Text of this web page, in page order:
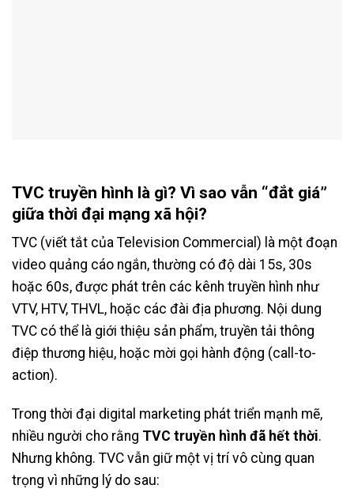
TVC truyền hình là gì? Vì sao vẫn “đắt giá”
giữa thời đại mạng xã hội?
TVC (viết tắt của Television Commercial) là một đoạn
video quảng cáo ngắn, thường có độ dài 15s, 30s
hoặc 60s, được phát trên các kênh truyền hình như
VTV, HTV, THVL, hoặc các đài địa phương. Nội dung
TVC có thể là giới thiệu sản phẩm, truyền tải thông
điệp thương hiệu, hoặc mời gọi hành động (call-to-
action).
Trong thời đại digital marketing phát triển mạnh mẽ,
nhiều người cho rằng TVC truyền hình đã hết thời.
Nhưng không. TVC vẫn giữ một vị trí vô cùng quan
trọng vì những lý do sau: